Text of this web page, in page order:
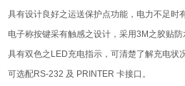
具有设计良好之运送保护点功能，电力不足时
电子称按键采有触感之设计，采用3M 之胶贴防
具有双色之 LED充电指示，可清楚了解充电状况
可选配RS-232 及 PRINTER卡接口。